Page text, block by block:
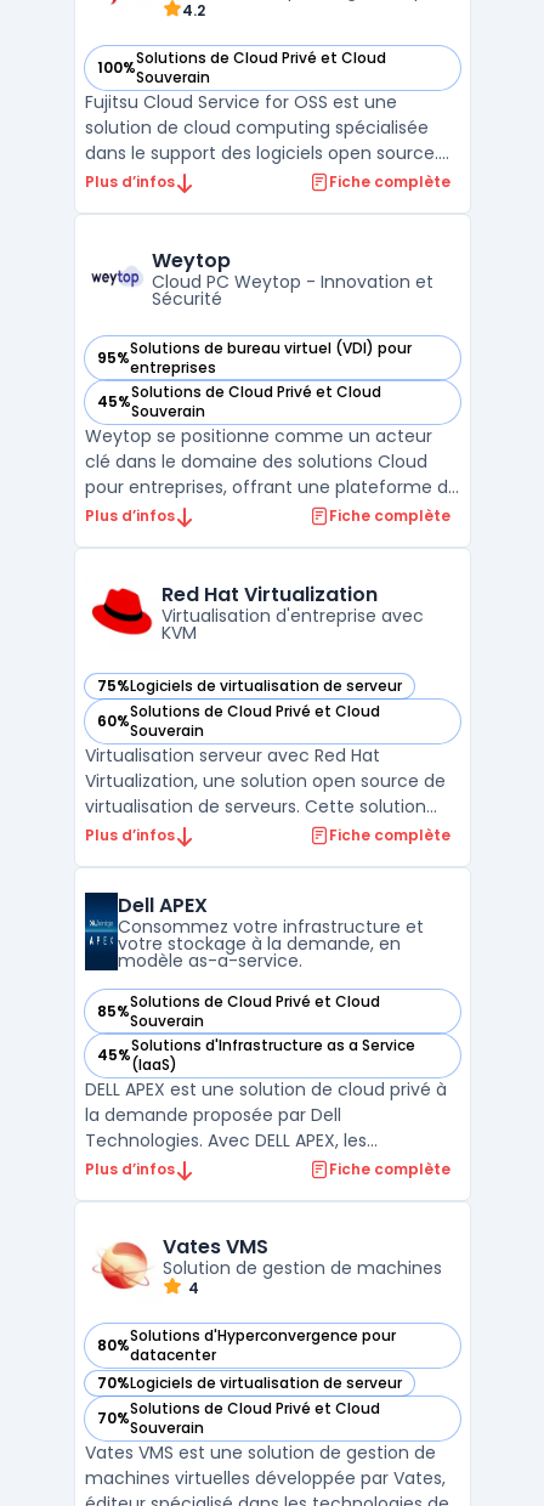
4.2
100%Solutions de Cloud Privé et Cloud
Souverain
— voir Fujitsu Cloud Service for OSS dans cette catégorie
Fujitsu Cloud Service for OSS est une
solution de cloud computing spécialisée
dans le support des logiciels open source.
Ce service offre une flexibilité
applications open source sans se soucier
de l'infrastructure s ...
Plus d’infos Fiche complète
Weytop
Cloud PC Weytop - Innovation et
Sécurité
95%Solutions de bureau virtuel (VDI) pour
entreprises
— voir Weytop dans cette catégorie
45%Solutions de Cloud Privé et Cloud
Souverain
— voir Weytop dans cette catégorie
Weytop se positionne comme un acteur
clé dans le domaine des solutions Cloud
pour entreprises, offrant une plateforme de
Cloud PC à la fois innovante et
flexibilité des environnements de travail,
tout en assuran ...
Plus d’infos Fiche complète
Red Hat Virtualization
Virtualisation d'entreprise avec
KVM
75%Logiciels de virtualisation de serveur
— voir Red Hat Virtualization dans cette catégorie
60%Solutions de Cloud Privé et Cloud
Souverain
— voir Red Hat Virtualization dans cette catégorie
Virtualisation serveur avec Red Hat
Virtualization, une solution open source de
virtualisation de serveurs. Cette solution
permet de créer et de gérer des machines
Hat Virtualization est une solution extensi ...
Plus d’infos Fiche complète
Dell APEX
Consommez votre infrastructure et
votre stockage à la demande, en
modèle as-a-service.
85%Solutions de Cloud Privé et Cloud
Souverain
— voir Dell APEX dans cette catégorie
45%Solutions d'Infrastructure as a Service
(IaaS)
— voir Dell APEX dans cette catégorie
DELL APEX est une solution de cloud privé à
la demande proposée par Dell
Technologies. Avec DELL APEX, les
entreprises peuvent bénéficier d'une
spécifiques. Grâce à la capacité de
provisionner rapidement les ressources, les
u ...
Plus d’infos Fiche complète
Vates VMS
Solution de gestion de machines
4
80%Solutions d'Hyperconvergence pour
datacenter
— voir Vates VMS dans cette catégorie
70%Logiciels de virtualisation de serveur
— voir Vates VMS dans cette catégorie
70%Solutions de Cloud Privé et Cloud
Souverain
— voir Vates VMS dans cette catégorie
Vates VMS est une solution de gestion de
machines virtuelles développée par Vates,